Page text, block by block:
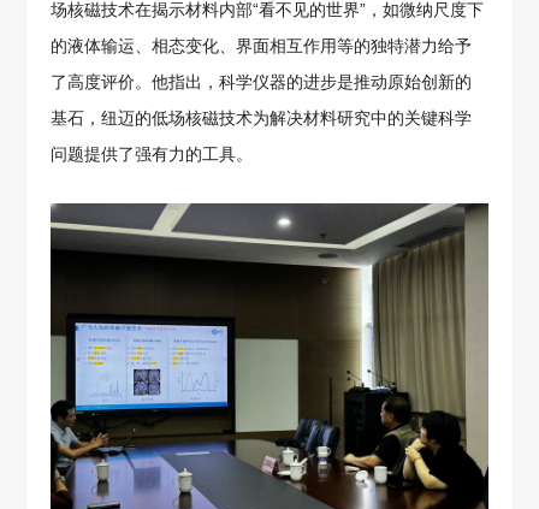
场核磁技术在揭示材料内部“看不见的世界”，如微纳尺度下
的液体输运、相态变化、界面相互作用等的独特潜力给予
了高度评价。他指出，科学仪器的进步是推动原始创新的
基石，纽迈的低场核磁技术为解决材料研究中的关键科学
问题提供了强有力的工具。